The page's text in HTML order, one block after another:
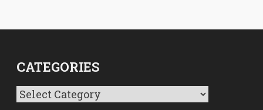
CATEGORIES
Categories